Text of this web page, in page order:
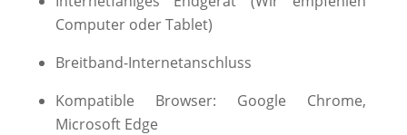
Computer oder Tablet)
Breitband-Internetanschluss
Kompatible Browser: Google Chrome,
Microsoft Edge